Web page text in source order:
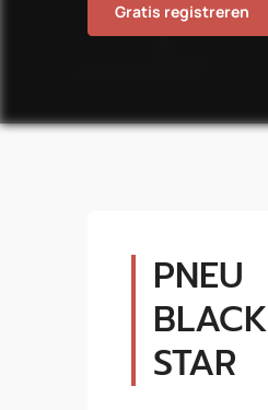
Gratis registreren
PNEU
BLACK
STAR